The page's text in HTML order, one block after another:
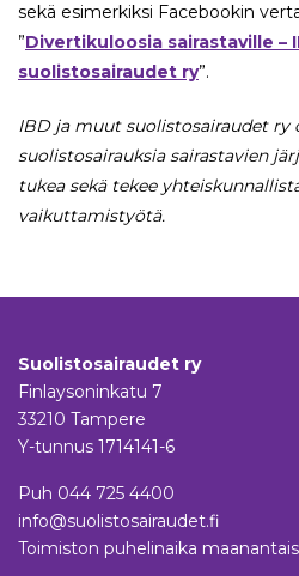
sekä esimerkiksi Facebookin
”Divertikuloosia sairastaville –
suolistosairaudet ry”.
IBD ja muut suolistosairaudet ry
suolistosairauksia sairastavien
tukea sekä tekee
vaikuttamistyötä.
Suolistosairaudet ry
Finlaysoninkatu 7
33210 Tampere
Y-tunnus 1714141-6
Puh 044 725 4400
info@suolistosairaudet.fi
Toimiston puhelinaika